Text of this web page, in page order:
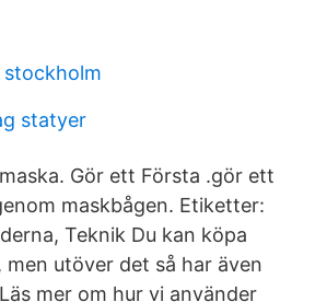
stockholm
statyer
Gör ett Första .gör ett
maskbågen. Etiketter:
Teknik Du kan köpa
men utöver det så har även
mer om hur vi använder